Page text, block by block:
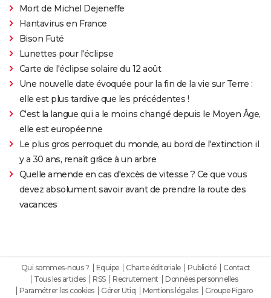
Mort de Michel Dejeneffe
Hantavirus en France
Bison Futé
Lunettes pour l'éclipse
Carte de l'éclipse solaire du 12 août
Une nouvelle date évoquée pour la fin de la vie sur Terre :
elle est plus tardive que les précédentes !
C'est la langue qui a le moins changé depuis le Moyen Âge,
elle est européenne
Le plus gros perroquet du monde, au bord de l'extinction il
y a 30 ans, renaît grâce à un arbre
Quelle amende en cas d'excès de vitesse ? Ce que vous
devez absolument savoir avant de prendre la route des
vacances
Qui sommes-nous ? Equipe Charte éditoriale Publicité
Contact
Tous les articles
RSS Recrutement
Données personnelles
Paramétrer les cookies
Gérer Utiq Mentions légales
Groupe Figaro